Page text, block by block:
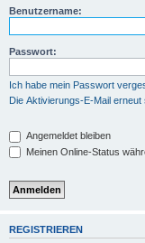
Benutzername:
Passwort:
Ich habe mein Passwort
Die Aktivierungs-E-Mail erneut
Angemeldet bleiben
Meinen Online-Status
REGISTRIEREN